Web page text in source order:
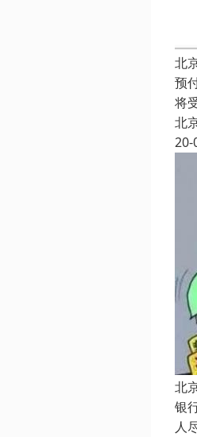
北
预
将
北
20-
北
银
人